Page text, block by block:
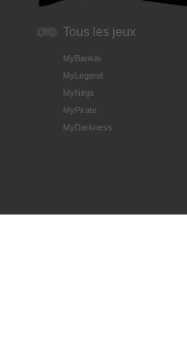
Tous les jeux
MyBankai
MyLegend
MyNinja
MyPirate
MyDarkness